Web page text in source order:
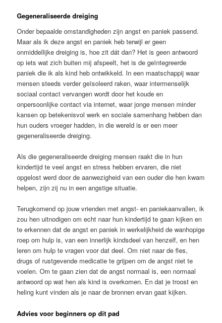
Gegeneraliseerde dreiging
Onder bepaalde omstandigheden zijn angst en paniek passend.
Maar als ik deze angst en paniek heb terwijl er geen
onmiddellijke dreiging is, hoe zit dát dan? Het is geen antwoord
op iets wat zich buiten mij afspeelt, het is de geïntegreerde
paniek die ik als kind heb ontwikkeld. In een maatschappij waar
mensen steeds verder geïsoleerd raken, waar intermenselijk
sociaal contact vervangen wordt door het koude en
onpersoonlijke contact via internet, waar jonge mensen minder
kansen op betekenisvol werk en sociale samenhang hebben dan
hun ouders vroeger hadden, in die wereld is er een meer
gegeneraliseerde dreiging.
Als die gegeneraliseerde dreiging mensen raakt die in hun
kindertijd te veel angst en stress hebben ervaren, die niet
opgelost werd door de aanwezigheid van een ouder die hen kwam
helpen, zijn zij nu in een angstige situatie.
Terugkomend op jouw vrienden met angst- en paniekaanvallen, ik
zou hen uitnodigen om echt naar hun kindertijd te gaan kijken en
te erkennen dat de angst en paniek in werkelijkheid de wanhopige
roep om hulp is, van een innerlijk kindsdeel van henzelf, en hen
leren om hulp te vragen voor dat deel. Om niet naar de fles,
drugs of rustgevende medicatie te grijpen om de angst niet te
voelen. Om te gaan zien dat de angst normaal is, een normaal
antwoord op wat hen als kind is overkomen. En dat je troost en
heling kunt vinden als je naar de bronnen ervan gaat kijken.
Advies voor beginners op dit pad